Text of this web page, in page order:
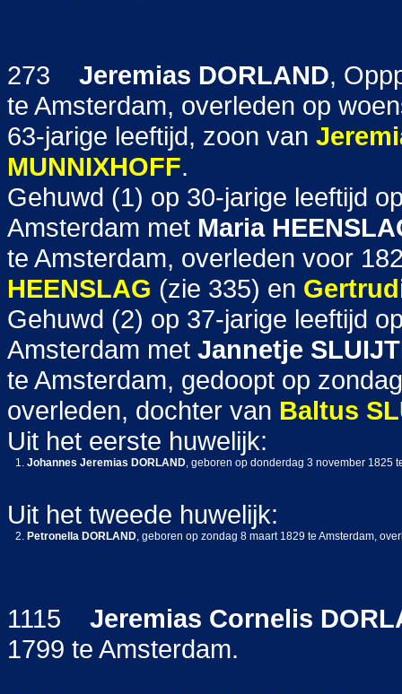
273 Jeremias DORLAND,
te Amsterdam, overleden op
63-jarige leeftijd, zoon van
MUNNIXHOFF.
Gehuwd (1) op 30-jarige leeftijd
Amsterdam met Maria
te Amsterdam, overleden voor
HEENSLAG (zie 335) en
Gehuwd (2) op 37-jarige leeftijd
Amsterdam met Jannetje
te Amsterdam, gedoopt op
overleden, dochter van Baltus
Uit het eerste huwelijk:
1. Johannes Jeremias DORLAND, geboren op donderdag 3 november 1825
Uit het tweede huwelijk:
2. Petronella DORLAND, geboren op zondag 8 maart 1829 te Amsterdam,
1115 Jeremias Cornelis
1799 te Amsterdam.